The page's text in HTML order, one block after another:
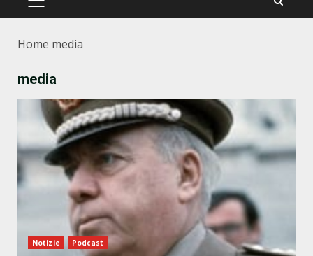
PRIMÄRES
Home media
media
Notizie Podcast